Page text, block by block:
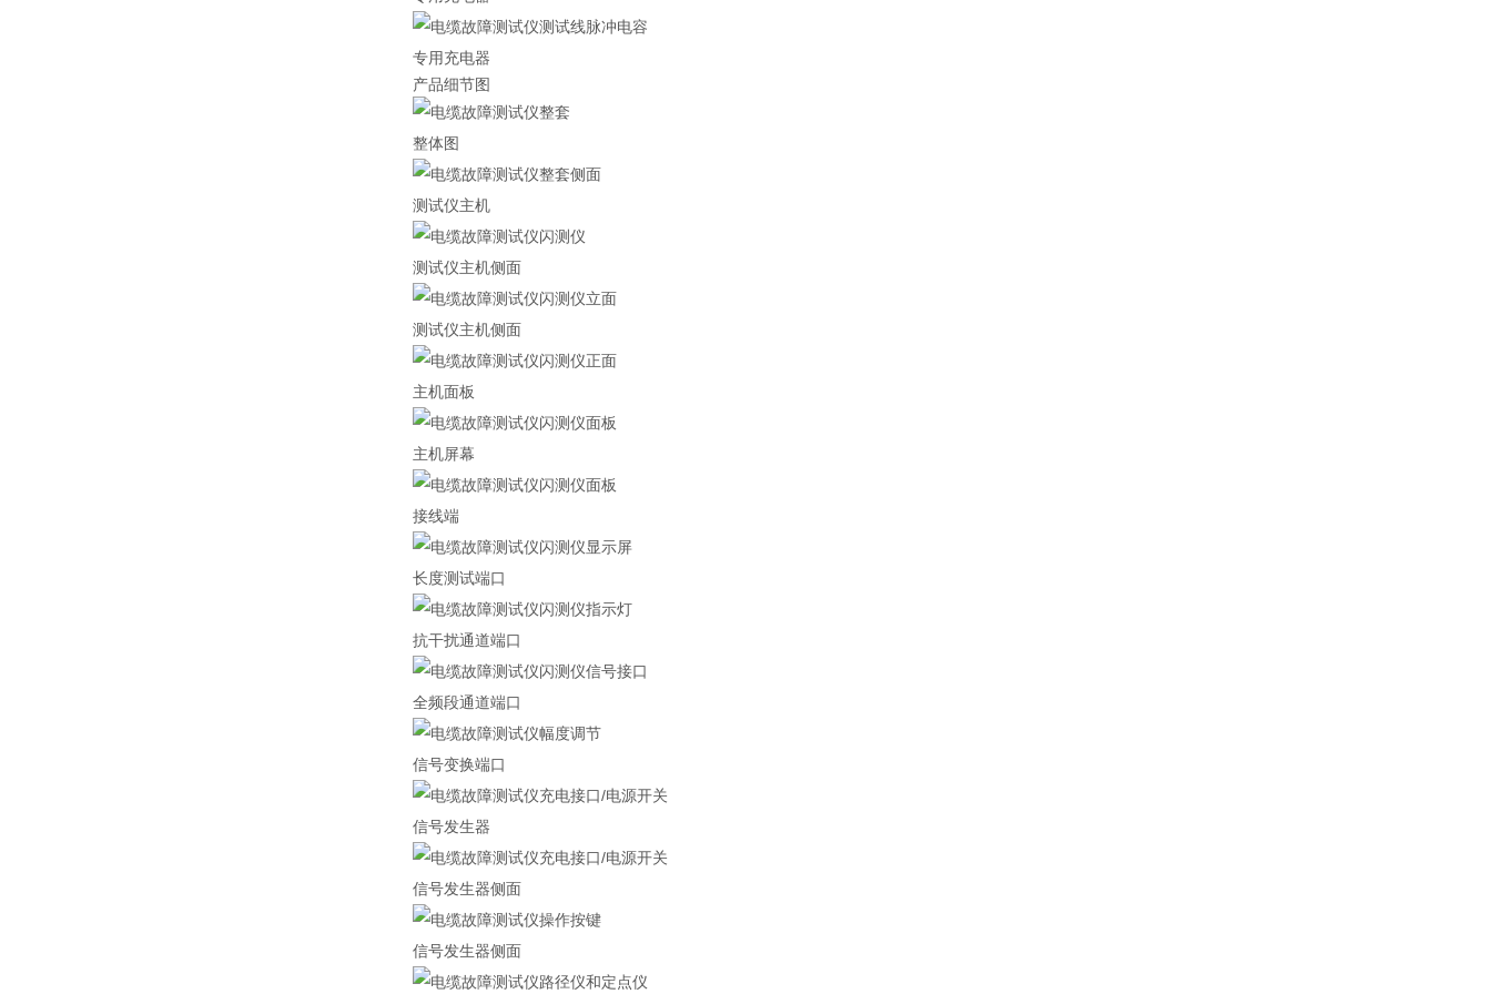
专用充电器
产品细节图
整体图
测试仪主机
测试仪主机侧面
测试仪主机侧面
主机面板
主机屏幕
接线端
长度测试端口
抗干扰通道端口
全频段通道端口
信号变换端口
信号发生器
信号发生器侧面
信号发生器侧面